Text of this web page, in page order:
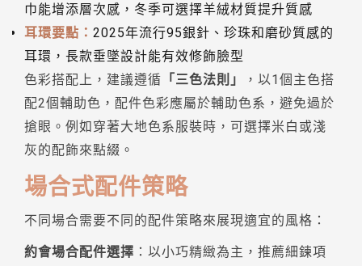
巾能增添層次感，冬季可選擇羊絨材質提升質感
耳環要點： 2025年流行95銀針、珍珠和磨砂質感的
耳環，長款垂墜設計能有效修飾臉型
色彩搭配上，建議遵循 「三色法則」
，以1個主色搭
配2個輔助色，配件色彩應屬於輔助色系，避免過於
搶眼。例如穿著大地色系服裝時，可選擇米白或淺
灰的配飾來點綴。
場合式配件策略
不同場合需要不同的配件策略來展現適宜的風格：
約會場合配件選擇 ：以小巧精緻為主，推薦細鍊項